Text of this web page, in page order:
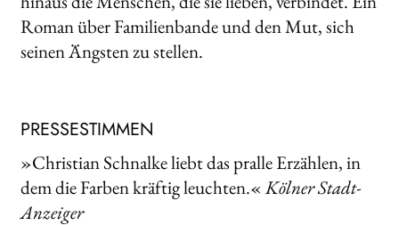
Roman über Familienbande und den Mut, sich
seinen Ängsten zu stellen.
PRESSESTIMMEN
»Christian Schnalke liebt das pralle Erzählen, in
dem die Farben kräftig leuchten.«Kölner Stadt-
Anzeiger